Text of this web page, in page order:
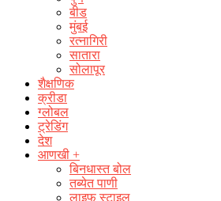
बीड
मुंबई
रत्नागिरी
सातारा
सोलापूर
शैक्षणिक
क्रीडा
ग्लोबल
ट्रेडिंग
देश
आणखी +
बिनधास्त बोल
तब्येत पाणी
लाइफ स्टाइल